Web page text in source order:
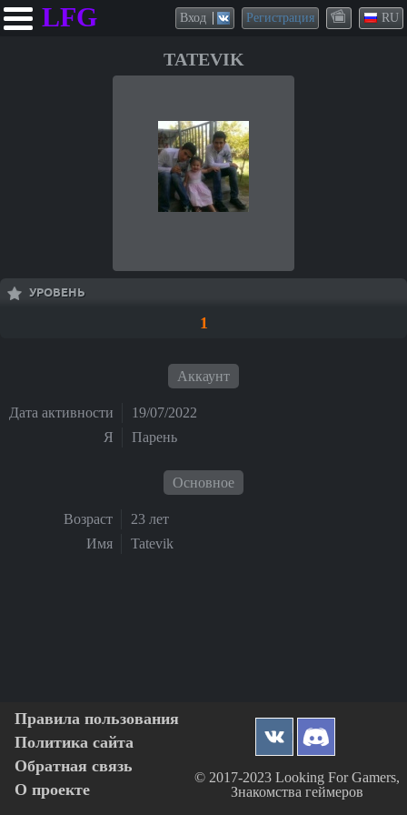
LFG Вход Регистрация RU
TATEVIK
УРОВЕНЬ
1
Аккаунт
Дата активности
19/07/2022
Я
Парень
Основное
Возраст
23 лет
Имя
Tatevik
Правила пользования
Политика сайта
Обратная связь
О проекте
© 2017-2023 Looking For Gamers,
Знакомства геймеров